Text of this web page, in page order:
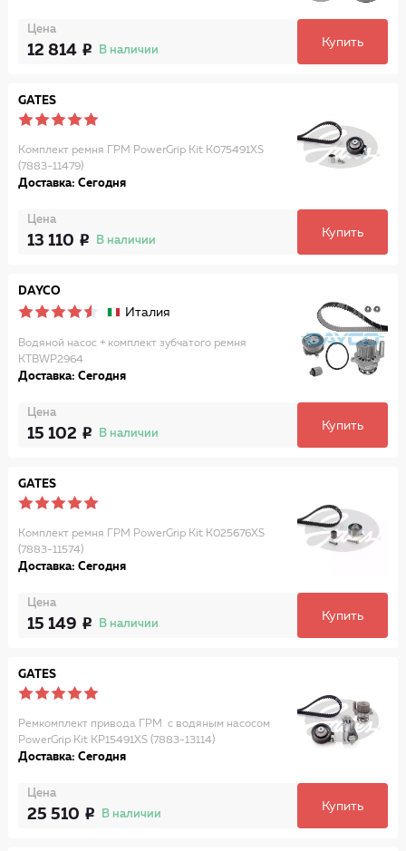
Цена
12 814 В наличии
Купить
GATES
Комплект ремня ГРМ PowerGrip Kit K075491XS
(7883-11479)
Доставка: Сегодня
Цена
13 110 В наличии
Купить
DAYCO
Италия
Водяной насос + комплект зубчатого ремня
KTBWP2964
Доставка: Сегодня
Цена
15 102 В наличии
Купить
GATES
Комплект ремня ГРМ PowerGrip Kit K025676XS
(7883-11574)
Доставка: Сегодня
Цена
15 149 В наличии
Купить
GATES
Ремкомплект привода ГРМ с водяным насосом
PowerGrip Kit KP15491XS (7883-13114)
Доставка: Сегодня
Цена
25 510 В наличии
Купить